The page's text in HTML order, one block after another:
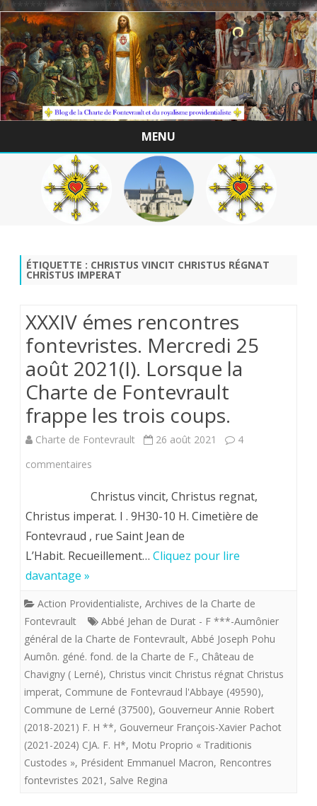
/
MENU
Skip
to
content
ÉTIQUETTE : CHRISTUS VINCIT CHRISTUS RÉGNAT
CHRISTUS IMPERAT
XXXIV émes rencontres
fontevristes. Mercredi 25
août 2021(I). Lorsque la
Charte de Fontevrault
frappe les trois coups.
Charte de Fontevrault 26 août 2021
4
commentaires
émes
rencontres
fontevristes.
août
2021(I).
Lorsque
la
Charte
de
Fontevrault
Christus vincit, Christus regnat,
Christus imperat. I . 9H30-10 H. Cimetière de
Fontevraud , rue Saint Jean de
L’Habit. Recueillement… Cliquez pour lire
davantage »
Action Providentialiste, Archives de la Charte de
Fontevrault
Abbé Jehan de Durat - F ***-Aumônier
général de la Charte de Fontevrault, Abbé Joseph Pohu
Aumôn. géné. fond. de la Charte de F., Château de
Chavigny ( Lerné), Christus vincit Christus régnat Christus
imperat, Commune de Fontevraud l'Abbaye (49590),
Commune de Lerné (37500), Gouverneur Annie Robert
(2018-2021) F. H **, Gouverneur François-Xavier Pachot
(2021-2024) CJA. F. H*, Motu Proprio « Traditionis
Custodes », Président Emmanuel Macron, Rencontres
fontevristes 2021 , Salve Regina